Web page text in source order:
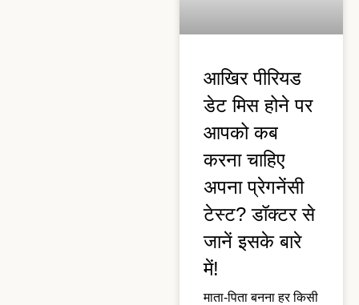
आखिर पीरियड
डेट मिस होने पर
आपको कब
करना चाहिए
अपना प्रेगनेंसी
टेस्ट? डॉक्टर से
जानें इसके बारे
में!
माता-पिता बनना हर किसी